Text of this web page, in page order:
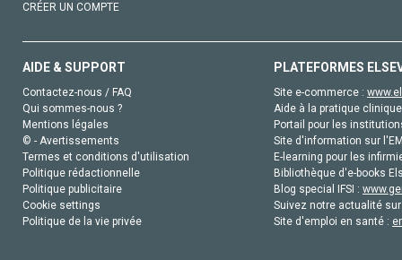
CRÉER UN COMPTE
AIDE & SUPPORT
Contactez-nous / FAQ
Qui sommes-nous ?
Mentions légales
© - Avertissements
Termes et conditions d'utilisation
Politique rédactionnelle
Politique publicitaire
Cookie settings
Politique de la vie privée
PLATEFORMES
Site e-commerce :
Aide à la pratique
Portail pour les
Site d'information sur
E-learning pour les
Bibliothèque d'e-books
Blog special IFSI :
Suivez notre actualité
Site d'emploi en santé :